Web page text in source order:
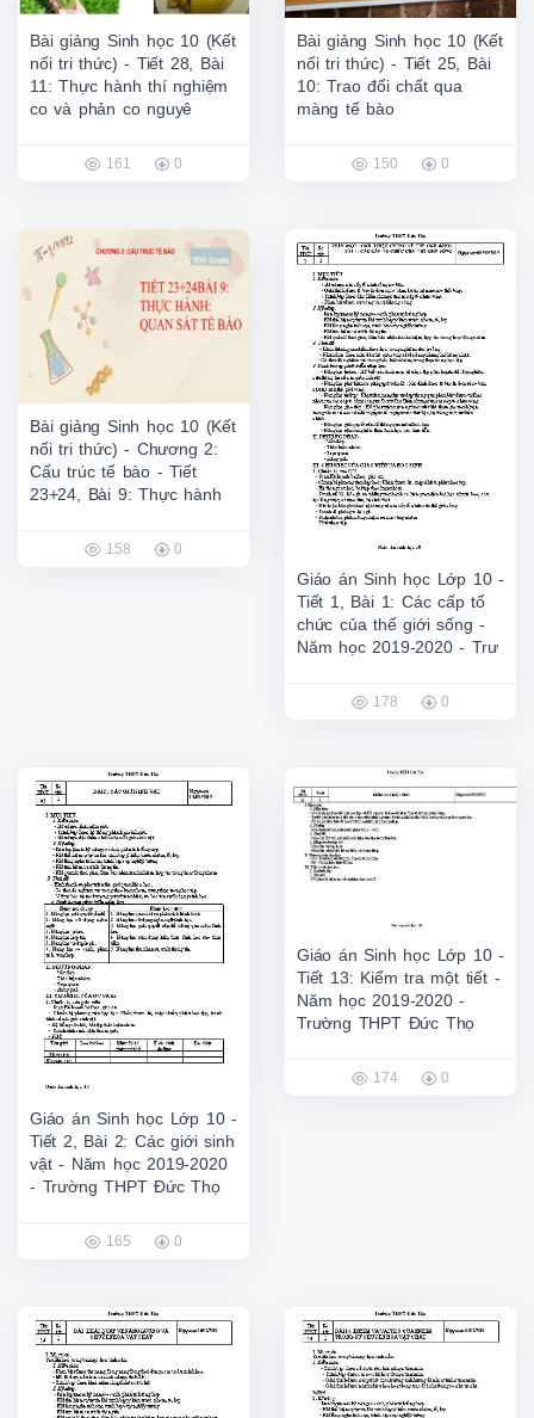
Bài giảng Sinh học 10 (Kết
nối tri thức) - Tiết 28, Bài
11: Thực hành thí nghiệm
co và phản co nguyê
161 0
Bài giảng Sinh học 10 (Kết
nối tri thức) - Tiết 25, Bài
10: Trao đổi chất qua
màng tế bào
150 0
Bài giảng Sinh học 10 (Kết
nối tri thức) - Chương 2:
Cấu trúc tế bào - Tiết
23+24, Bài 9: Thực hành
158 0
Giáo án Sinh học Lớp 10 -
Tiết 1, Bài 1: Các cấp tổ
chức của thế giới sống -
Năm học 2019-2020 - Trư
178 0
Giáo án Sinh học Lớp 10 -
Tiết 2, Bài 2: Các giới sinh
vật - Năm học 2019-2020
- Trường THPT Đức Thọ
165 0
Giáo án Sinh học Lớp 10 -
Tiết 13: Kiểm tra một tiết -
Năm học 2019-2020 -
Trường THPT Đức Thọ
174 0